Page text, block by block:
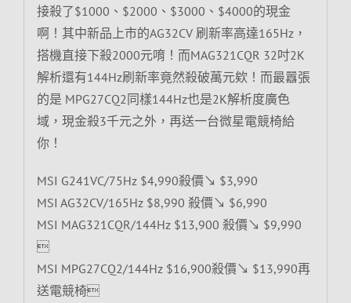
接殺了$1000、$2000、$3000、$4000的現金
啊！其中新品上市的AG32CV 刷新率高達165Hz，
搭機直接下殺2000元唷！而MAG321CQR 32吋2K
解析還有144Hz刷新率竟然殺破萬元欸！而最囂張
的是 MPG27CQ2同樣144Hz也是2K解析度廣色
域，現金殺3千元之外，再送一台微星電競椅給
你！
MSI G241VC/75Hz $4,990殺價↘ $3,990
MSI AG32CV/165Hz $8,990 殺價↘ $6,990
MSI MAG321CQR/144Hz $13,900 殺價↘ $9,990

MSI MPG27CQ2/144Hz $16,900殺價↘ $13,990再
送電競椅